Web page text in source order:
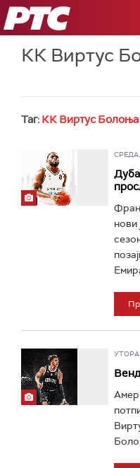
РТС
КК Виртус
Таг: КК Виртус Болоња
СРЕДА,
нови